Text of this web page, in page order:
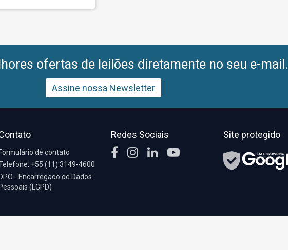
ofertas de leilões diretamente no seu e-mail.
Assine nossa Newsletter
Formulário de contato
+55 (11) 3149-4600
DPO - Encarregado de Dados
Pessoais (LGPD)
Redes Sociais Site protegido